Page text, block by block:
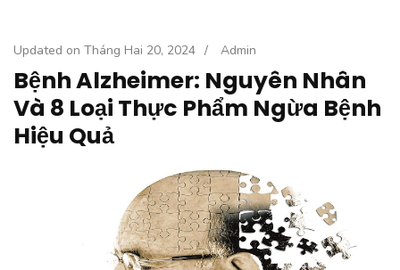
Updated on Tháng Hai 20, 2024 / Admin
Bệnh Alzheimer: Nguyên Nhân
Và 8 Loại Thực Phẩm Ngừa Bệnh
Hiệu Quả